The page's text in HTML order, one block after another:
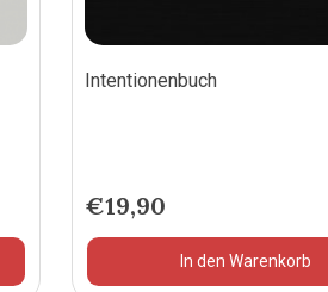
Intentionenbuch
€19,90
In den Warenkorb